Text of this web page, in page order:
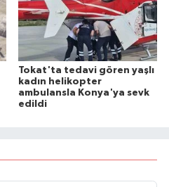
Tokat'ta tedavi gören yaşlı
kadın helikopter
ambulansla Konya'ya sevk
edildi